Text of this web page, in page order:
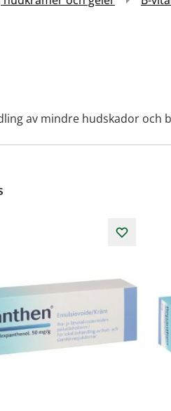
av mindre hudskador och